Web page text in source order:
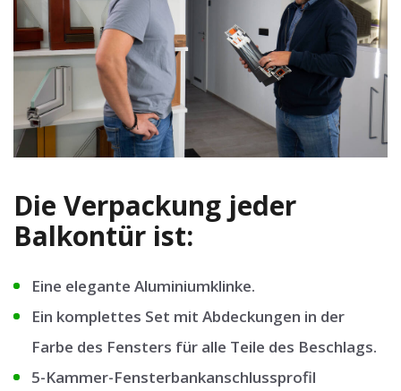
Die Verpackung jeder
Balkontür ist:
Eine elegante Aluminiumklinke.
Ein komplettes Set mit Abdeckungen in der
Farbe des Fensters für alle Teile des Beschlags.
5-Kammer-Fensterbankanschlussprofil